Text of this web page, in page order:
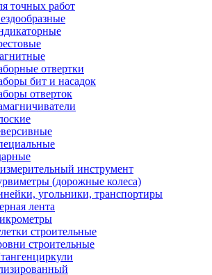
точных работ
отвертки
бит и насадок
отверток
инструмент
(дорожные колеса)
угольники, транспортиры
лента
строительные
строительные